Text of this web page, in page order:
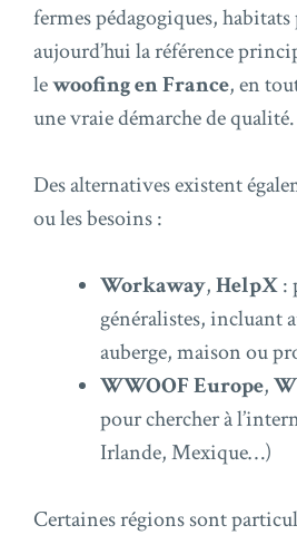
fermes pédagogiques, habitats
aujourd’hui la référence
lewoofing en France, en
une vraie démarche de qualité.
Des alternatives existent
ou les besoins :
Workaway,HelpX:
généralistes, incluant
auberge, maison ou
WWOOF Europe,
pour chercher à
Irlande, Mexique…)
Certaines régions sont